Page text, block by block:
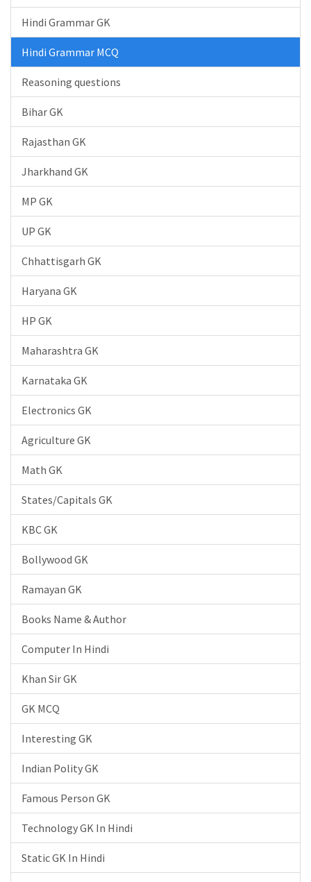
Hindi Grammar GK
Hindi Grammar MCQ
Reasoning questions
Bihar GK
Rajasthan GK
Jharkhand GK
MP GK
UP GK
Chhattisgarh GK
Haryana GK
HP GK
Maharashtra GK
Karnataka GK
Electronics GK
Agriculture GK
Math GK
States/Capitals GK
KBC GK
Bollywood GK
Ramayan GK
Books Name & Author
Computer In Hindi
Khan Sir GK
GK MCQ
Interesting GK
Indian Polity GK
Famous Person GK
Technology GK In Hindi
Static GK In Hindi